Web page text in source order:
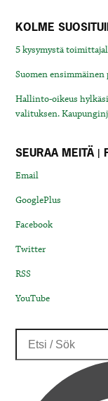
KOLME
5 kysymystä
Suomen
Hallinto-oikeus
valituksen.
SEURAA MEITÄ |
Email
GooglePlus
Facebook
Twitter
RSS
YouTube